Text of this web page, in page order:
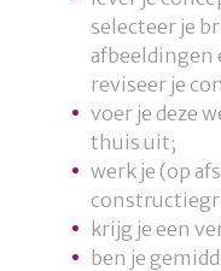
selecteer je
afbeeldingen
reviseer je
voer je deze
thuis uit;
werk je (op
krijg je een
ben je